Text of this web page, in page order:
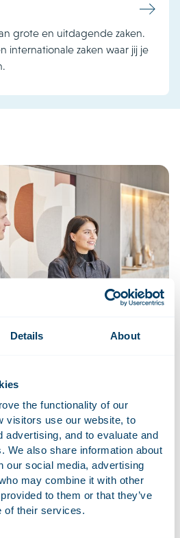
Details About
the functionality of our
visitors use our website, to
advertising, and to evaluate and
We also share information about
our social media, advertising
may combine it with other
to them or that they’ve
of their services.
grote en uitdagende zaken.
internationale zaken waar jij je
en gewaardeerd”
in de praktijkgroep
Daar lag, met de
niet direct mijn expertise.
wel spannend. Ik werd vanaf
en daardoor voelde mijn keuze